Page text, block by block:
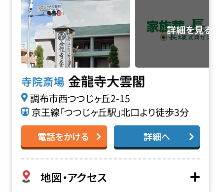
寺院斎場 金龍寺大雲閣
調布市西つつじヶ丘2-15
京王線「つつじヶ丘駅」北口より徒歩3分
電話をかける 詳細へ
地図・アクセス